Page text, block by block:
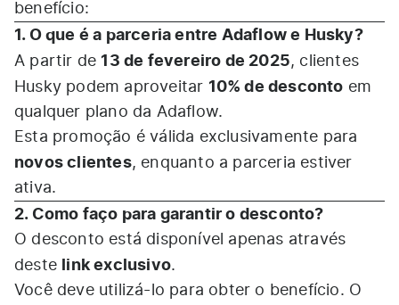
benefício:
1. O que é a parceria entre Adaflow e Husky?
A partir de 13 de fevereiro de 2025, clientes
Husky podem aproveitar 10% de desconto em
qualquer plano da Adaflow.
Esta promoção é válida exclusivamente para
novos clientes, enquanto a parceria estiver
ativa.
2. Como faço para garantir o desconto?
O desconto está disponível apenas através
deste link exclusivo.
Você deve utilizá-lo para obter o benefício. O